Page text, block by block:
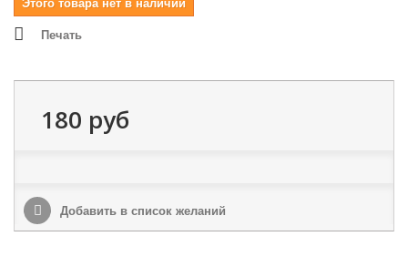
Этого товара нет в наличии
Печать
180 руб
Добавить в список желаний